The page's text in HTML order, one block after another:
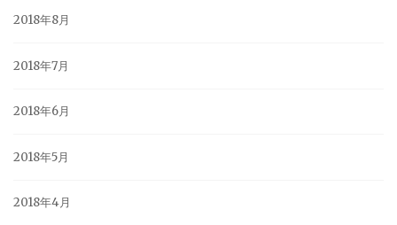
2018年8月
2018年7月
2018年6月
2018年5月
2018年4月